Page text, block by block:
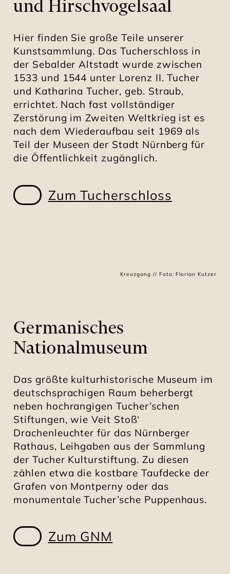
und Hirschvogelsaal
Hier finden Sie große Teile unserer
Kunstsammlung. Das Tucherschloss in
der Sebalder Altstadt wurde zwischen
1533 und 1544 unter Lorenz II. Tucher
und Katharina Tucher, geb. Straub,
errichtet. Nach fast vollständiger
Zerstörung im Zweiten Weltkrieg ist es
nach dem Wiederaufbau seit 1969 als
Teil der Museen der Stadt Nürnberg für
die Öffentlichkeit zugänglich.
Zum Tucherschloss
Germanisches
Nationalmuseum
Das größte kulturhistorische Museum im
deutschsprachigen Raum beherbergt
neben hochrangigen Tucher’schen
Stiftungen, wie Veit Stoß‘
Drachenleuchter für das Nürnberger
Rathaus, Leihgaben aus der Sammlung
der Tucher Kulturstiftung. Zu diesen
zählen etwa die kostbare Taufdecke der
Grafen von Montperny oder das
monumentale Tucher’sche Puppenhaus.
Zum GNM
Kreuzgang // Foto: Florian Kutzer